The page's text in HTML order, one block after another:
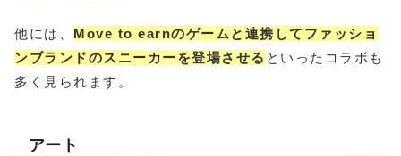
他には、 Move to earnのゲームと連携してファッショ
ンブランドのスニーカーを登場させる といったコラボも
多く見られます。
アート